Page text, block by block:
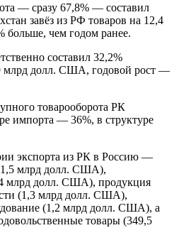
— сразу 67,8% — составил
завёз из РФ товаров на 12,4
чем годом ранее.
составил 32,2%
млрд долл. США, годовой рост —
товарооборота РК
импорта — 36%, в структуре
экспорта из РК в Россию —
млрд долл. США),
млрд долл. США), продукция
(1,3 млрд долл. США),
(1,2 млрд долл. США), а
товары (349,5